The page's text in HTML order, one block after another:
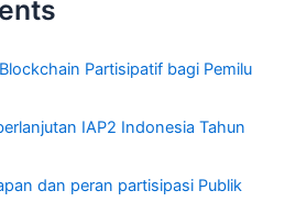
Blockchain Partisipatif bagi Pemilu
IAP2 Indonesia Tahun
dan peran partisipasi Publik